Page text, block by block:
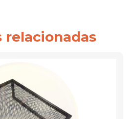
relacionadas